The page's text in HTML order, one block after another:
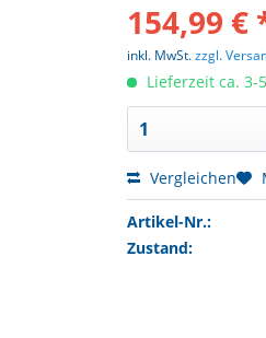
154,99 €
inkl. MwSt.zzgl.
Lieferzeit ca. 3-
Vergleichen
Artikel-Nr.:
Zustand: